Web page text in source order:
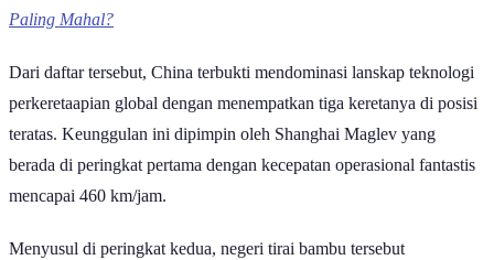
Paling Mahal?
Dari daftar tersebut, China terbukti mendominasi lanskap teknologi
perkeretaapian global dengan menempatkan tiga keretanya di posisi
teratas. Keunggulan ini dipimpin oleh Shanghai Maglev yang
berada di peringkat pertama dengan kecepatan operasional fantastis
mencapai 460 km/jam.
Menyusul di peringkat kedua, negeri tirai bambu tersebut